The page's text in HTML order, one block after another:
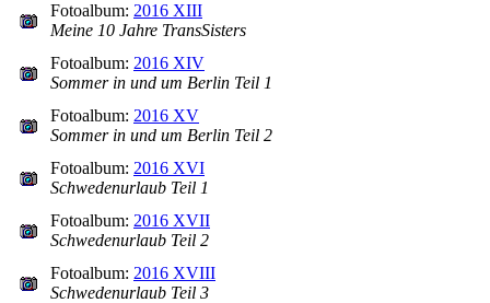
Fotoalbum: 2016 XIII
Meine 10 Jahre TransSisters
Fotoalbum: 2016 XIV
Sommer in und um Berlin Teil 1
Fotoalbum: 2016 XV
Sommer in und um Berlin Teil 2
Fotoalbum: 2016 XVI
Schwedenurlaub Teil 1
Fotoalbum: 2016 XVII
Schwedenurlaub Teil 2
Fotoalbum: 2016 XVIII
Schwedenurlaub Teil 3